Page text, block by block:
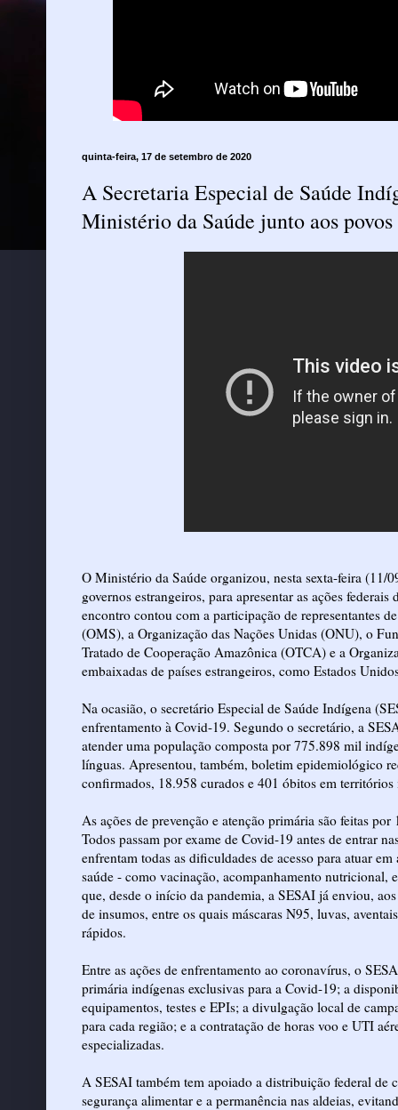
quinta-feira, 17 de setembro de 2020
A Secretaria Especial de Saúde
Ministério da Saúde junto aos
O Ministério da Saúde organizou, nesta sexta-feira (11/
governos estrangeiros, para apresentar as ações
encontro contou com a participação de representantes
(OMS), a Organização das Nações Unidas (ONU), o
Tratado de Cooperação Amazônica (OTCA) e a
embaixadas de países estrangeiros, como Estados
Na ocasião, o secretário Especial de Saúde Indígena
enfrentamento à Covid-19. Segundo o secretário, a
atender uma população composta por 775.898 mil
línguas. Apresentou, também, boletim epidemiológico
confirmados, 18.958 curados e 401 óbitos em territórios
As ações de prevenção e atenção primária são feitas
Todos passam por exame de Covid-19 antes de entrar
enfrentam todas as dificuldades de acesso para atuar
saúde - como vacinação, acompanhamento nutricional,
que, desde o início da pandemia, a SESAI já enviou,
de insumos, entre os quais máscaras N95, luvas,
rápidos.
Entre as ações de enfrentamento ao coronavírus, o
primária indígenas exclusivas para a Covid-19; a
equipamentos, testes e EPIs; a divulgação local de
para cada região; e a contratação de horas voo e UTI
especializadas.
A SESAI também tem apoiado a distribuição federal de
segurança alimentar e a permanência nas aldeias,